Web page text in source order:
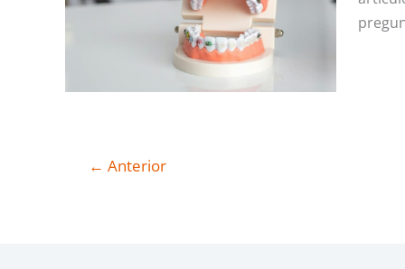
← Anterior